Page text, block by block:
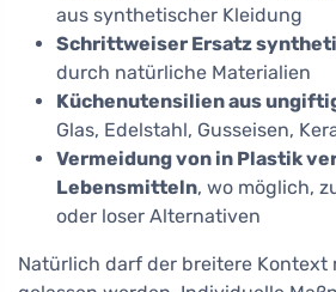
aus synthetischer Kleidung
Schrittweiser Ersatz
durch natürliche Materialien
Küchenutensilien aus
Glas, Edelstahl, Gusseisen,
Vermeidung von in Plastik
Lebensmitteln, wo möglich,
oder loser Alternativen
Natürlich darf der breitere Kontext